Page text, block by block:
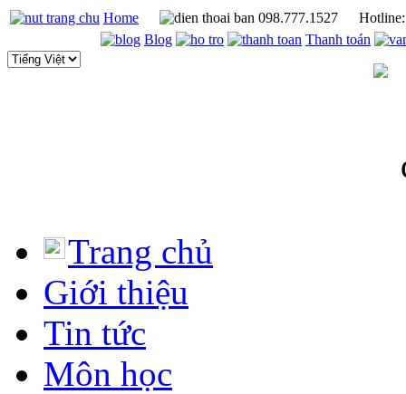
Home 098.777.1527
Blog
Thanh toán
Trang chủ
Giới thiệu
Tin tức
Môn học